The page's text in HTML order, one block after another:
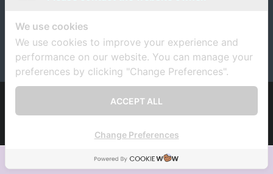
12 มกราคม 2019 unrn ภาพกิจกรรม
We use cookies
We use cookies to improve your experience and
performance on our website. You can manage your
preferences by clicking "Change Preferences".
ACCEPT ALL
Change Preferences